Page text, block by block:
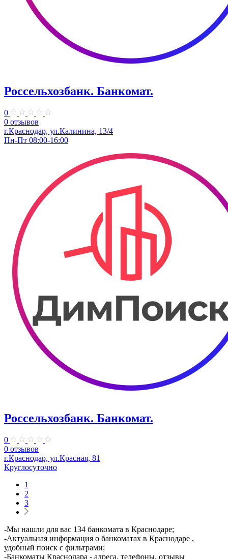
Россельхозбанк. Банкомат.
0
0 отзывов
г.Краснодар, ул.Калинина, 13/4
Пн-Пт 08:00-16:00
Россельхозбанк. Банкомат.
0
0 отзывов
г.Краснодар, ул.Красная, 81
Круглосуточно
1
2
3
-Мы нашли для вас 134 банкомата в Краснодаре;
-Актуальная информация о банкоматах в Краснодаре ,
удобный поиск с фильтрами;
-Банкоматы Краснодара - адреса, телефоны, отзывы